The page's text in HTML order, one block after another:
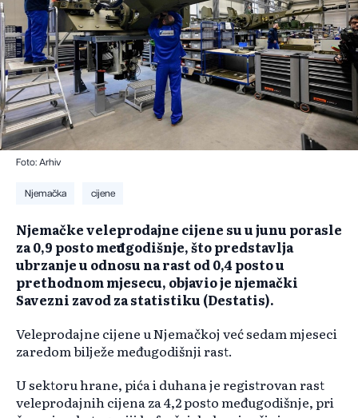
Foto: Arhiv
Njemačka cijene
Njemačke veleprodajne cijene su u junu porasle
za 0,9 posto međugodišnje, što predstavlja
ubrzanje u odnosu na rast od 0,4 posto u
prethodnom mjesecu, objavio je njemački
Savezni zavod za statistiku (Destatis).
Veleprodajne cijene u Njemačkoj već sedam mjeseci
zaredom bilježe međugodišnji rast.
U sektoru hrane, pića i duhana je registrovan rast
veleprodajnih cijena za 4,2 posto međugodišnje, pri